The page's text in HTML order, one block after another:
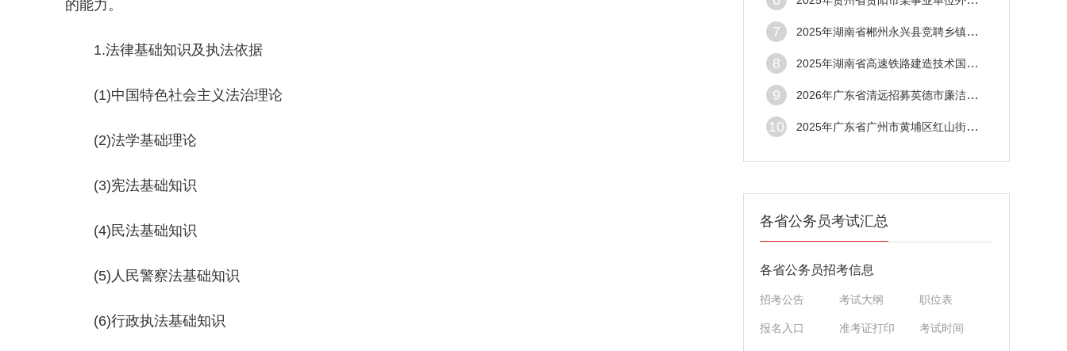
的能力。
1.法律基础知识及执法依据
(1)中国特色社会主义法治理论
(2)法学基础理论
(3)宪法基础知识
(4)民法基础知识
(5)人民警察法基础知识
(6)行政执法基础知识
7 2025年湖南省郴州永兴县竞聘乡镇事业单位工
8 2025年湖南省高速铁路建造技术国家工程研究
9 2026年广东省清远招募英德市廉洁征兵监督员
10 2025年广东省广州市黄埔区红山街道综合发展
各省公务员考试汇总
各省公务员招考信息
招考公告 考试大纲 职位表
报名入口 准考证打印 考试时间